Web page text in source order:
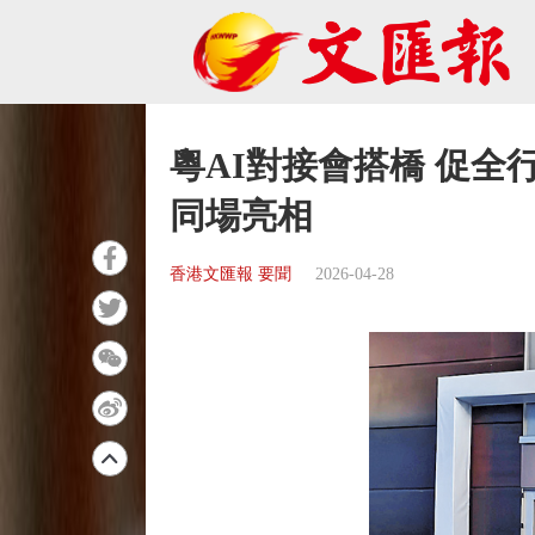
粵AI對接會搭橋 促全
同場亮相
香港文匯報 要聞 2026-04-28